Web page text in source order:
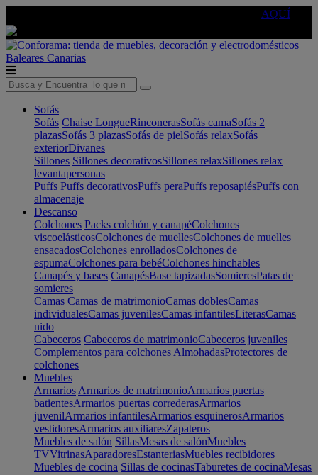
AQUÍ
Baleares Canarias
Sofás
Sofás Chaise LongueRinconerasSofás camaSofás 2
plazasSofás 3 plazasSofás de pielSofás relaxSofás
exteriorDivanes
Sillones Sillones decorativosSillones relaxSillones relax
levantapersonas
Puffs Puffs decorativosPuffs peraPuffs reposapiésPuffs con
almacenaje
Descanso
Colchones Packs colchón y canapéColchones
viscoelásticosColchones de muellesColchones de muelles
ensacadosColchones enrolladosColchones de
espumaColchones para bebéColchones hinchables
Canapés y bases CanapésBase tapizadasSomieresPatas de
somieres
Camas Camas de matrimonioCamas doblesCamas
individualesCamas juvenilesCamas infantilesLiterasCamas
nido
Cabeceros Cabeceros de matrimonioCabeceros juveniles
Complementos para colchones AlmohadasProtectores de
colchones
Muebles
Armarios Armarios de matrimonioArmarios puertas
batientesArmarios puertas correderasArmarios
juvenilArmarios infantilesArmarios esquinerosArmarios
vestidoresArmarios auxiliaresZapateros
Muebles de salón SillasMesas de salónMuebles
TVVitrinasAparadoresEstanteriasMuebles recibidores
Muebles de cocina Sillas de cocinasTaburetes de cocinaMesas